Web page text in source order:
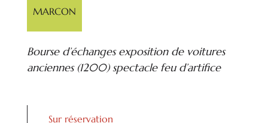
MARCON
Bourse d’échanges exposition de voitures
anciennes (1200) spectacle feu d’artifice
Sur réservation